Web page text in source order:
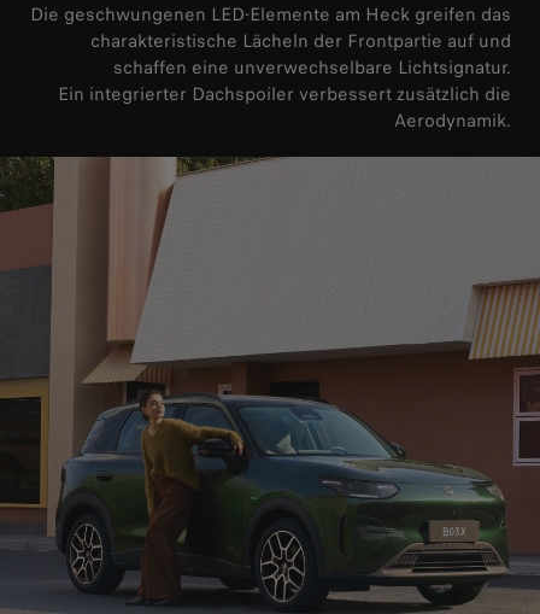
Die geschwungenen LED-Elemente am Heck greifen das
charakteristische Lächeln der Frontpartie auf und
schaffen eine unverwechselbare Lichtsignatur.
Ein integrierter Dachspoiler verbessert zusätzlich die
Aerodynamik.